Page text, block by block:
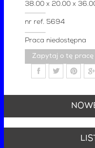
38.00 x 20.00 x
nr ref. 5694
Praca niedostępna
Zapytaj o tę pracę